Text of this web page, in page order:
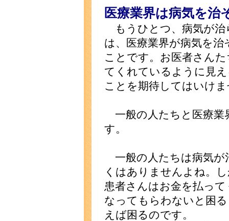
医療業界は病気を治
もうひとつ、病気が治
は、医療業界が病気を
ことです。お医者さん
てくれているように見
ことを期待してはいけ
一般の人たちと医療業
す。
一般の人たちは病気が
くはありませんよね。
患者さんはお金を払っ
なってもらわないと困
えば困るのです。